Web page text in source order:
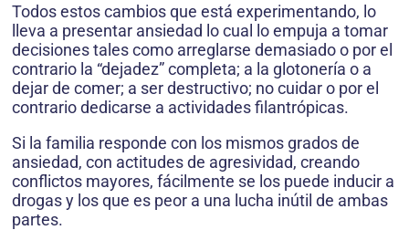
Todos estos cambios que está experimentando, lo
lleva a presentar ansiedad lo cual lo empuja a tomar
decisiones tales como arreglarse demasiado o por el
contrario la “dejadez” completa; a la glotonería o a
dejar de comer; a ser destructivo; no cuidar o por el
contrario dedicarse a actividades filantrópicas.
Si la familia responde con los mismos grados de
ansiedad, con actitudes de agresividad, creando
conflictos mayores, fácilmente se los puede inducir a
drogas y los que es peor a una lucha inútil de ambas
partes.